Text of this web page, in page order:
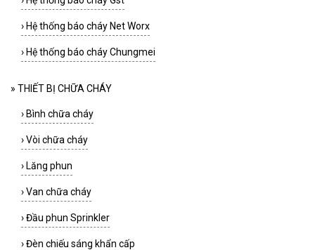
› Hệ thống báo cháy Net Worx
› Hệ thống báo cháy Chungmei
» THIẾT BỊ CHỮA CHÁY
› Bình chữa cháy
›Vòi chữa cháy
› Lăng phun
›Van chữa cháy
›Đầu phun Sprinkler
›Đèn chiếu sáng khẩn cấp